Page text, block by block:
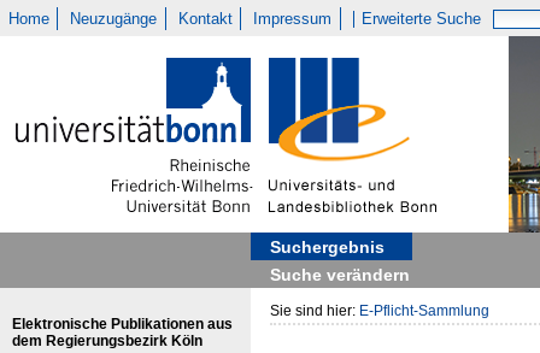
Home Neuzugänge Kontakt Impressum Erweiterte Suche
Suchergebnis
Suche verändern
Elektronische Publikationen aus
dem Regierungsbezirk Köln
Sie sind hier: E-Pflicht-Sammlung